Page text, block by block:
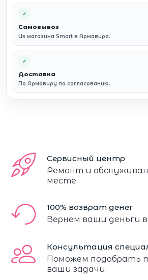
✓
Самовывоз
Из магазина Smart в Армавире.
✓
Доставка
По Армавиру по согласованию.
Сервисный центр
Ремонт и
месте.
100% возврат денег
Вернем ваши деньги
Консультация
Поможем подобрать
ваши задачи.